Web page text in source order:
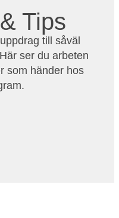
Tips
till såväl
ser du arbeten
som händer hos